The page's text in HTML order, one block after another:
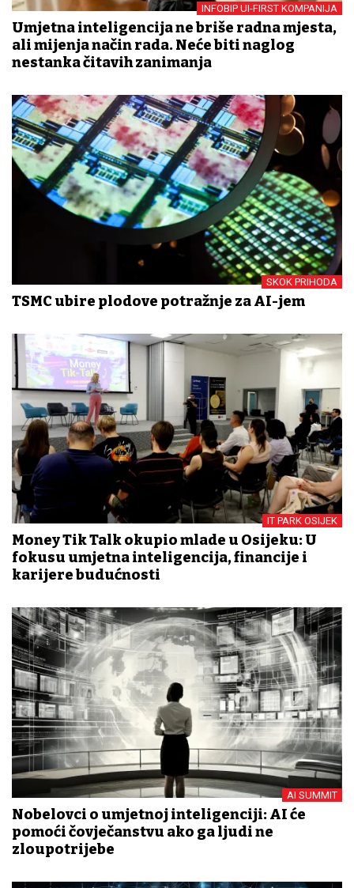
INFOBIP UI-FIRST KOMPANIJA
Umjetna inteligencija ne briše radna mjesta,
ali mijenja način rada. Neće biti naglog
nestanka čitavih zanimanja
SKOK PRIHODA
TSMC ubire plodove potražnje za AI-jem
IT PARK OSIJEK
Money Tik Talk okupio mlade u Osijeku: U
fokusu umjetna inteligencija, financije i
karijere budućnosti
AI SUMMIT
Nobelovci o umjetnoj inteligenciji: AI će
pomoći čovječanstvu ako ga ljudi ne
zloupotrijebe